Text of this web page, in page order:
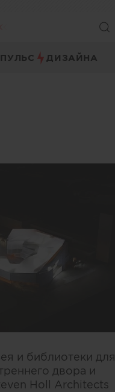
ПУЛЬС ДИЗАЙНА
и библиотеки для
двора и
Holl Architects